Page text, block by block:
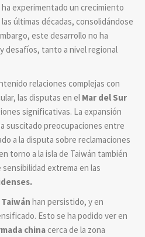
experimentado un crecimiento
últimas décadas, consolidándose
este desarrollo no ha
desafíos, tanto a nivel regional
relaciones complejas con
las disputas en el Mar del Sur
significativas. La expansión
suscitado preocupaciones entre
a la disputa sobre reclamaciones
torno a la isla de Taiwán también
extrema en las
han persistido, y en
Esto se ha podido ver en
chinacerca de la zona